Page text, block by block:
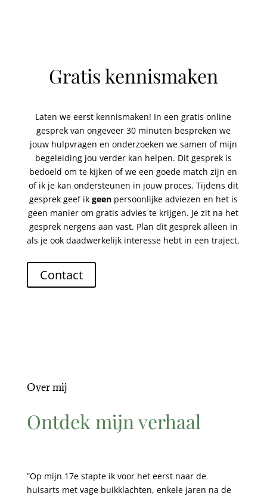
Gratis kennismaken
Laten we eerst kennismaken! In een gratis online
gesprek van ongeveer 30 minuten bespreken we
jouw hulpvragen en onderzoeken we samen of mijn
begeleiding jou verder kan helpen. Dit gesprek is
bedoeld om te kijken of we een goede match zijn en
of ik je kan ondersteunen in jouw proces. Tijdens dit
gesprek geef ik geenpersoonlijke adviezen en het is
geen manier om gratis advies te krijgen. Je zit na het
gesprek nergens aan vast. Plan dit gesprek alleen in
als je ook daadwerkelijk interesse hebt in een traject.
Contact
Over mij
Ontdek mijn verhaal
”Op mijn 17e stapte ik voor het eerst naar de
huisarts met vage buikklachten, enkele jaren na de